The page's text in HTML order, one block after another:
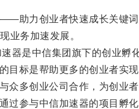
力创业者快速成长关键词:
业务加速发展。
是中信集团旗下的创业孵化
标是帮助更多的创业者实现
多创业公司合作，为创业者
参与中信加速器的项目孵化